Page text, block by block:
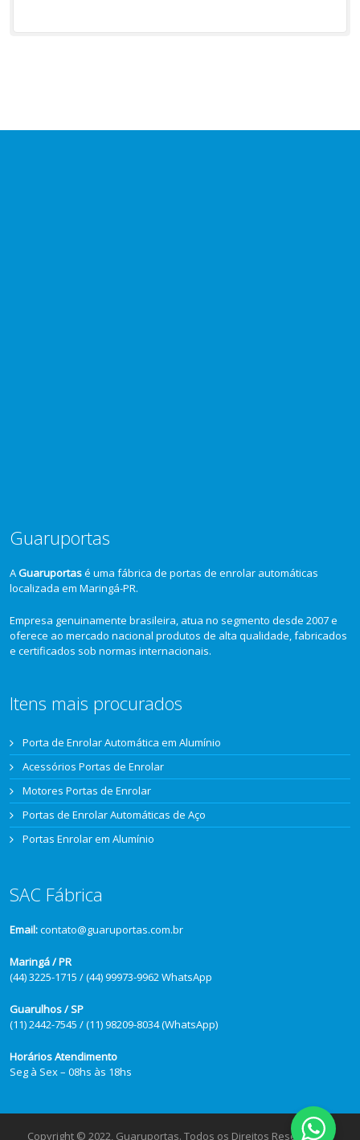
Guaruportas
AGuaruportasé uma fábrica de portas de enrolar automáticas
localizada em Maringá-PR.
Empresa genuinamente brasileira, atua no segmento desde 2007 e
oferece ao mercado nacional produtos de alta qualidade, fabricados
e certificados sob normas internacionais.
Itens mais procurados
Porta de Enrolar Automática em Alumínio
Acessórios Portas de Enrolar
Motores Portas de Enrolar
Portas de Enrolar Automáticas de Aço
Portas Enrolar em Alumínio
SAC Fábrica
Email:contato@guaruportas.com.br
Maringá / PR
(44) 3225-1715 / (44) 99973-9962 WhatsApp
Guarulhos / SP
(11) 2442-7545 / (11) 98209-8034 (WhatsApp)
Horários Atendimento
Seg à Sex – 08hs às 18hs
Copyright © 2022, Guaruportas. Todos os Direitos Reservados.